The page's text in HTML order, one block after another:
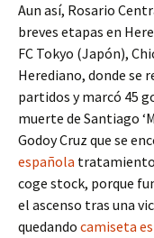
Aun así, Rosario
breves etapas en
FC Tokyo (Japón),
Herediano, donde se
partidos y marcó 45
muerte de Santiago
Godoy Cruz que se
española tratamiento
coge stock, porque
el ascenso tras una
quedando camiseta